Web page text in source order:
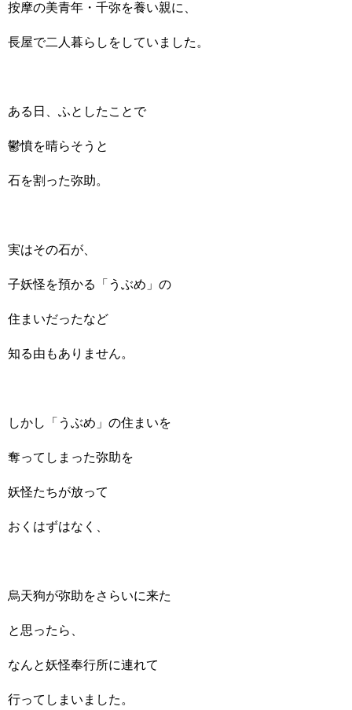
按摩の美青年・千弥を養い親に、
長屋で二人暮らしをしていました。
ある日、ふとしたことで
鬱憤を晴らそうと
石を割った弥助。
実はその石が、
子妖怪を預かる「うぶめ」の
住まいだったなど
知る由もありません。
しかし「うぶめ」の住まいを
奪ってしまった弥助を
妖怪たちが放って
おくはずはなく、
烏天狗が弥助をさらいに来た
と思ったら、
なんと妖怪奉行所に連れて
行ってしまいました。